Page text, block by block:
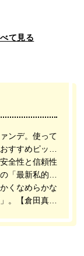
て見る
ンデ。使って
すすめピック
全性と信頼性
「最新私的コ
くなめらかな
。【倉田真由